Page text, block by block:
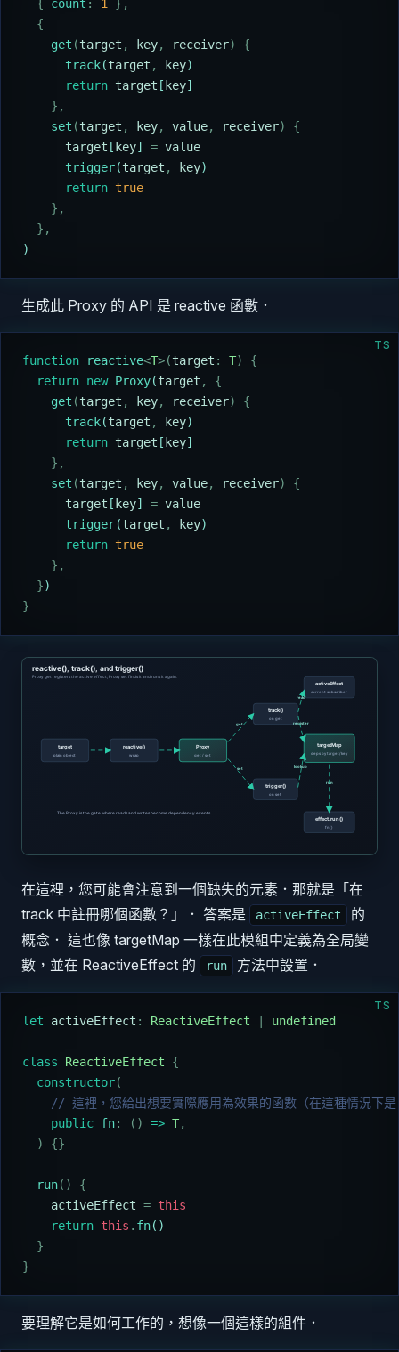
  {
count : 1 },
  {
    get
(target , key, receiver)
{
      track
(target , key)
      return
target [ key]
    },
    set
(target , key, value, receiver)
{
      target
[ key] = value
      trigger
(target , key)
      return
true
    },
  },
)
生成此 Proxy 的 API 是 reactive 函數．
TS
function reactive<T>(target : T)
{
  return
new Proxy(target ,
{
    get
(target , key, receiver)
{
      track
(target , key)
      return
target [ key]
    },
    set
(target , key, value, receiver)
{
      target
[ key] = value
      trigger
(target , key)
      return
true
    },
  }
)
}
在這裡，您可能會注意到一個缺失的元素．那就是「在
track 中註冊哪個函數？」． 答案是
activeEffect
的
概念． 這也像 targetMap 一樣在此模組中定義為全局變
數，並在 ReactiveEffect 的
run 方法中設置．
TS
let activeEffect : ReactiveEffect undefined
class ReactiveEffect {
  constructor
(
// 這裡，您給出想要實際應用為效果的函數（在這種情況下
    public
fn: () => T,
  )
{}
  run
()
{
    activeEffect
= this
    return
this . fn()
  }
}
要理解它是如何工作的，想像一個這樣的組件．